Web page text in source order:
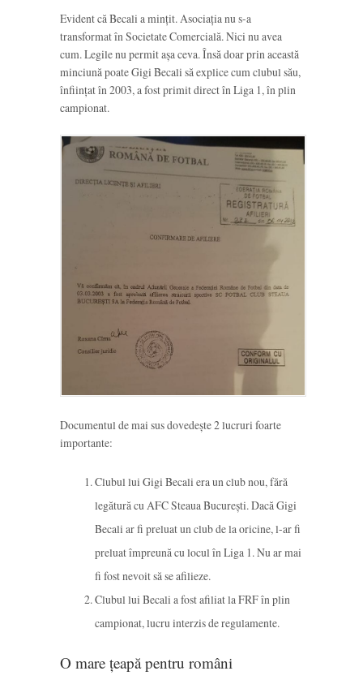
Evident că Becali a mințit. Asociația nu s-a
transformat în Societate Comercială. Nici nu avea
cum. Legile nu permit așa ceva. Însă doar prin această
minciună poate Gigi Becali să explice cum clubul său,
înființat în 2003, a fost primit direct în Liga 1, în plin
campionat.
Documentul de mai sus dovedește 2 lucruri foarte
importante:
Clubul lui Gigi Becali era un club nou, fără
legătură cu AFC Steaua București. Dacă Gigi
Becali ar fi preluat un club de la oricine, l-ar fi
preluat împreună cu locul în Liga 1. Nu ar mai
fi fost nevoit să se afilieze.
Clubul lui Becali a fost afiliat la FRF în plin
campionat, lucru interzis de regulamente.
O mare țeapă pentru români